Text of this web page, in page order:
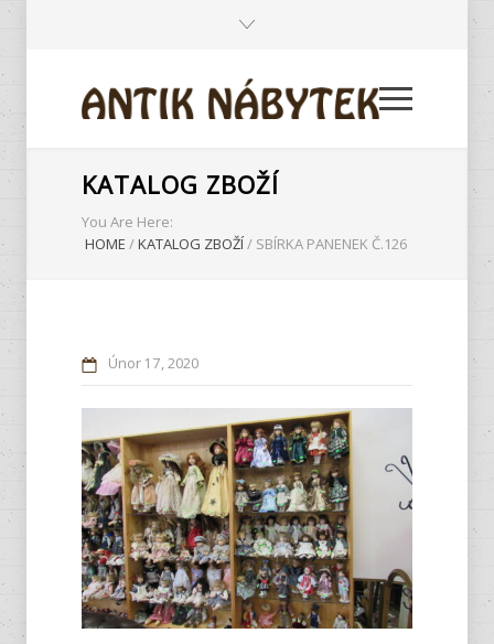
KATALOG ZBOŽÍ
You Are Here:
HOME /KATALOG ZBOŽÍ/ SBÍRKA PANENEK Č.126
Únor 17 2020